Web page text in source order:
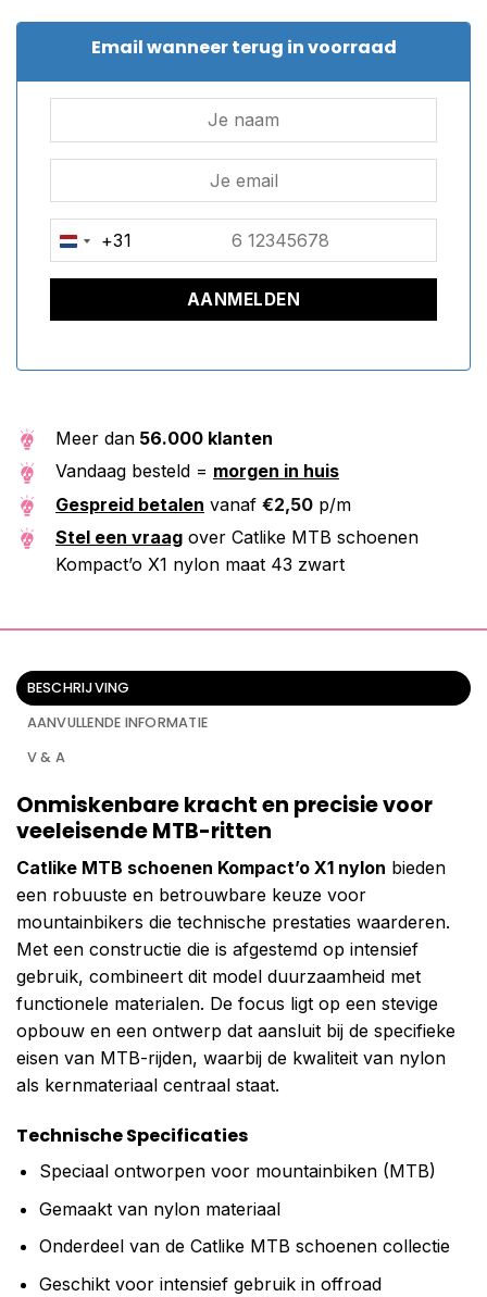
Email wanneer terug in voorraad
NETHERLANDS
+31
+31
Meer dan 56.000 klanten
Vandaag besteld = morgen in huis
Gespreid betalen vanaf €2,50 p/m
Stel een vraag over Catlike MTB schoenen
Kompact’o X1 nylon maat 43 zwart
BESCHRIJVING
AANVULLENDE INFORMATIE
V & A
Onmiskenbare kracht en precisie voor
veeleisende MTB-ritten
Catlike MTB schoenen Kompact’o X1 nylon bieden
een robuuste en betrouwbare keuze voor
mountainbikers die technische prestaties waarderen.
Met een constructie die is afgestemd op intensief
gebruik, combineert dit model duurzaamheid met
functionele materialen. De focus ligt op een stevige
opbouw en een ontwerp dat aansluit bij de specifieke
eisen van MTB-rijden, waarbij de kwaliteit van nylon
als kernmateriaal centraal staat.
Technische Specificaties
Speciaal ontworpen voor mountainbiken (MTB)
Gemaakt van nylon materiaal
Onderdeel van de Catlike MTB schoenen collectie
Geschikt voor intensief gebruik in offroad